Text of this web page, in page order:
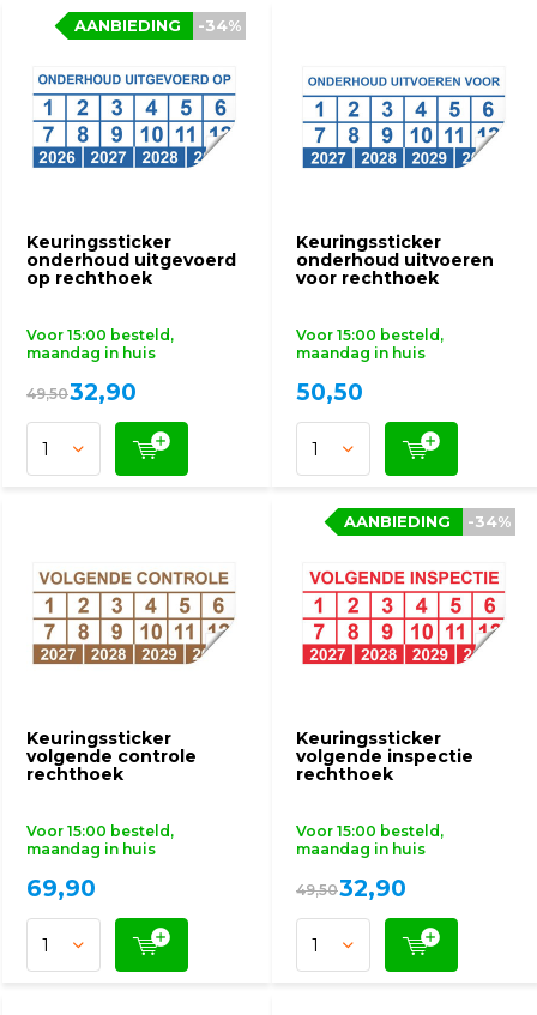
Keuringssticker
onderhoud uitgevoerd
op rechthoek
Voor 15:00 besteld,
maandag in huis
-34%
AANBIEDING
49,5032,90
-34%
AANBIEDING
Keuringssticker
onderhoud uitvoeren
voor rechthoek
Voor 15:00 besteld,
maandag in huis
50,50
Keuringssticker
volgende controle
rechthoek
Voor 15:00 besteld,
maandag in huis
69,90
Keuringssticker
volgende inspectie
rechthoek
Voor 15:00 besteld,
maandag in huis
-34%
AANBIEDING
49,5032,90
-34%
AANBIEDING